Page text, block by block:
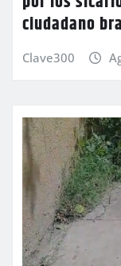
ciudadano
Clave300